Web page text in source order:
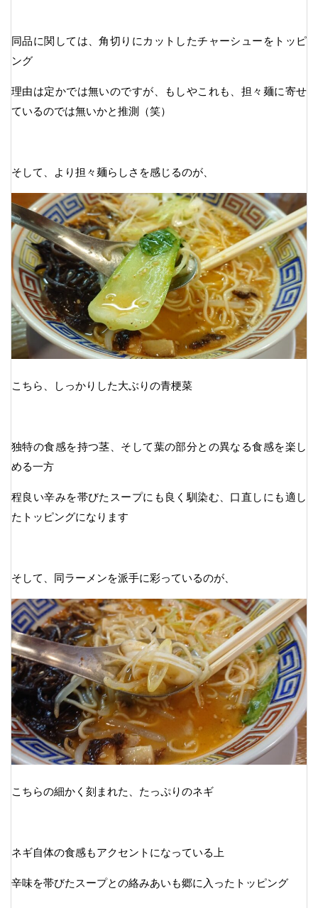
同品に関しては、角切りにカットしたチャーシューをトッピ
ング
理由は定かでは無いのですが、もしやこれも、担々麺に寄せ
ているのでは無いかと推測（笑）
そして、より担々麺らしさを感じるのが、
こちら、しっかりした大ぶりの青梗菜
独特の食感を持つ茎、そして葉の部分との異なる食感を楽し
める一方
程良い辛みを帯びたスープにも良く馴染む、口直しにも適し
たトッピングになります
そして、同ラーメンを派手に彩っているのが、
こちらの細かく刻まれた、たっぷりのネギ
ネギ自体の食感もアクセントになっている上
辛味を帯びたスープとの絡みあいも郷に入ったトッピング